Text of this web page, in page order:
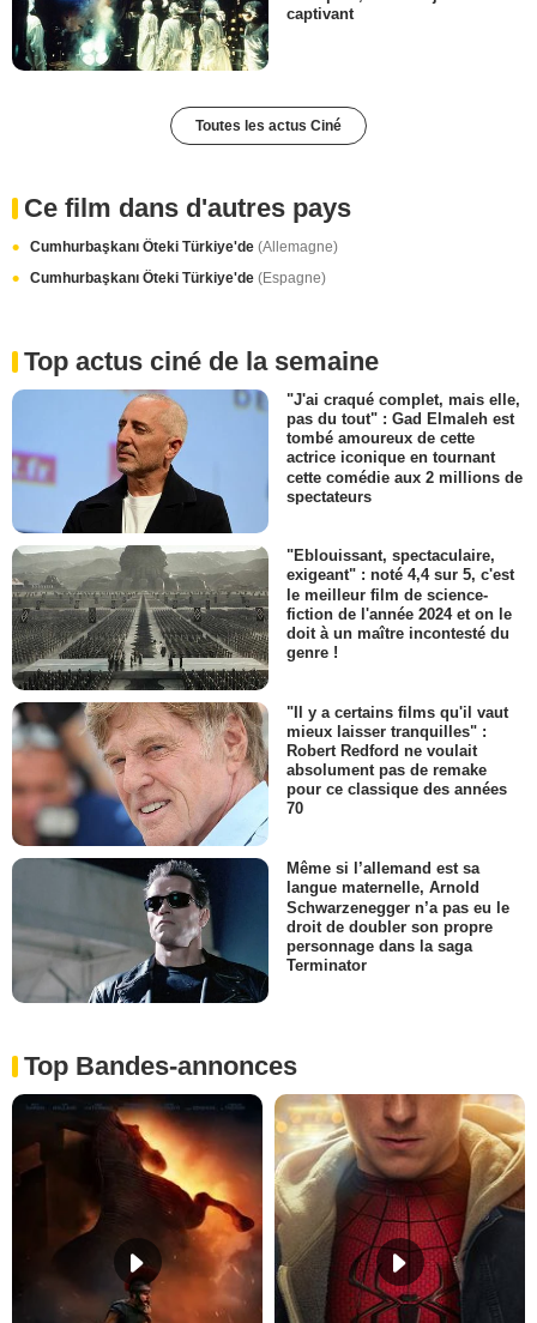
captivant
Toutes les actus Ciné
Ce film dans d'autres pays
Cumhurbaşkanı Öteki Türkiye'de (Allemagne)
Cumhurbaşkanı Öteki Türkiye'de (Espagne)
Top actus ciné de la semaine
"J'ai craqué complet, mais elle,
pas du tout" : Gad Elmaleh est
tombé amoureux de cette
actrice iconique en tournant
cette comédie aux 2 millions de
spectateurs
"Eblouissant, spectaculaire,
exigeant" : noté 4,4 sur 5, c'est
le meilleur film de science-
fiction de l'année 2024 et on le
doit à un maître incontesté du
genre !
"Il y a certains films qu'il vaut
mieux laisser tranquilles" :
Robert Redford ne voulait
absolument pas de remake
pour ce classique des années
70
Même si l’allemand est sa
langue maternelle, Arnold
Schwarzenegger n’a pas eu le
droit de doubler son propre
personnage dans la saga
Terminator
Top Bandes-annonces